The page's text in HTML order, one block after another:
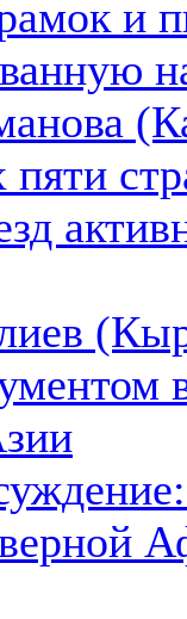
и
пяти